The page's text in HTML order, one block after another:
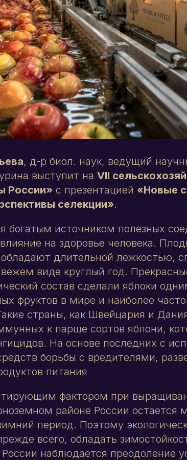
, д-р биол. наук, ведущий
выступит на VII
России» с презентацией «Новые
селекции».
богатым источником полезных
на здоровье человека.
длительной лежкостью,
виде круглый год.
состав сделали яблоки
фруктов в мире и наиболее
страны, как Швейцария и
к парше сортов яблони,
На основе последних с
борьбы с вредителями,
питания
фактором при
районе России остается
период. Поэтому
всего, обладать
наблюдается преодоление